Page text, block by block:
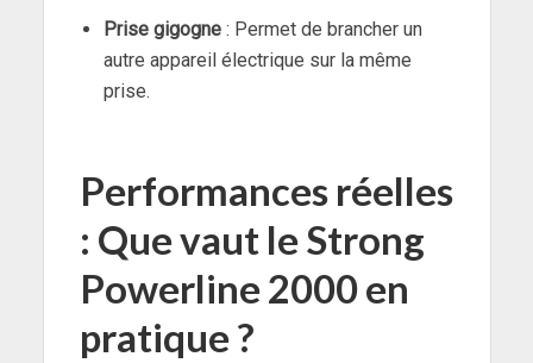
Prise gigogne: Permet de brancher un
autre appareil électrique sur la même
prise.
Performances réelles
: Que vaut le Strong
Powerline 2000 en
pratique ?